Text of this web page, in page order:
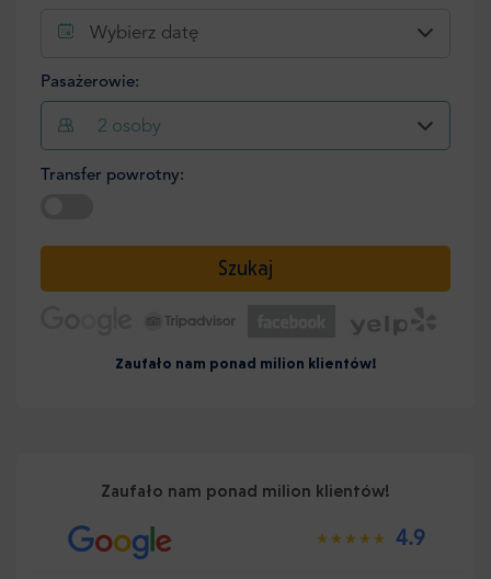
Wybierz datę
Pasażerowie:
2 osoby
Transfer powrotny:
Szukaj
Zaufało nam ponad milion klientów!
Zaufało nam ponad milion klientów!
4.9